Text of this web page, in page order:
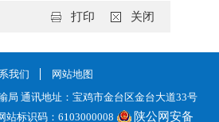
关闭
打印
我们
网站地图
局 通讯地址：宝鸡市金台区金台大道33号
站标识码：6103000008 陕公网安备